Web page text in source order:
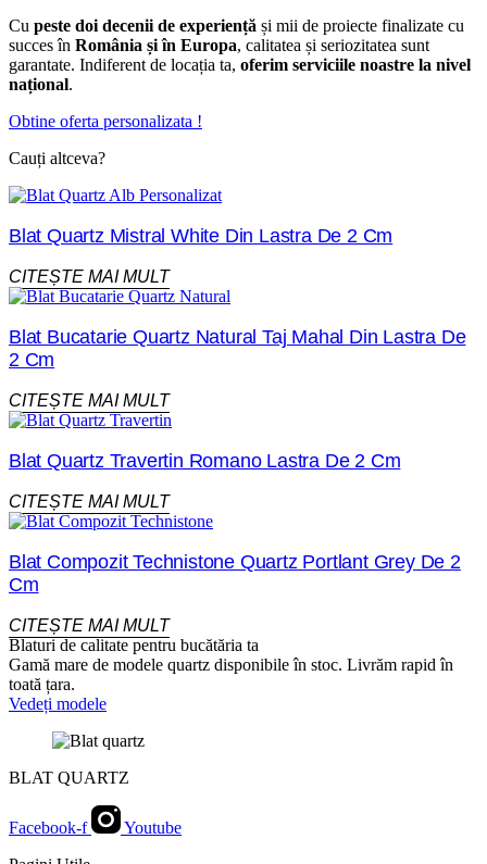
Cu peste doi decenii de experiență și mii de proiecte finalizate cu
succes în România și în Europa, calitatea și seriozitatea sunt
garantate. Indiferent de locația ta, oferim serviciile noastre la nivel
național.
Obtine oferta personalizata !
Cauți altceva?
Blat Quartz Mistral White Din Lastra De 2 Cm
CITEȘTE MAI MULT
Blat Bucatarie Quartz Natural Taj Mahal Din Lastra De
2 Cm
CITEȘTE MAI MULT
Blat Quartz Travertin Romano Lastra De 2 Cm
CITEȘTE MAI MULT
Blat Compozit Technistone Quartz Portlant Grey De 2
Cm
CITEȘTE MAI MULT
Blaturi de calitate pentru bucătăria ta
Gamă mare de modele quartz disponibile în stoc. Livrăm rapid în
toată țara.
Vedeți modele
BLAT QUARTZ
Facebook-f
Youtube